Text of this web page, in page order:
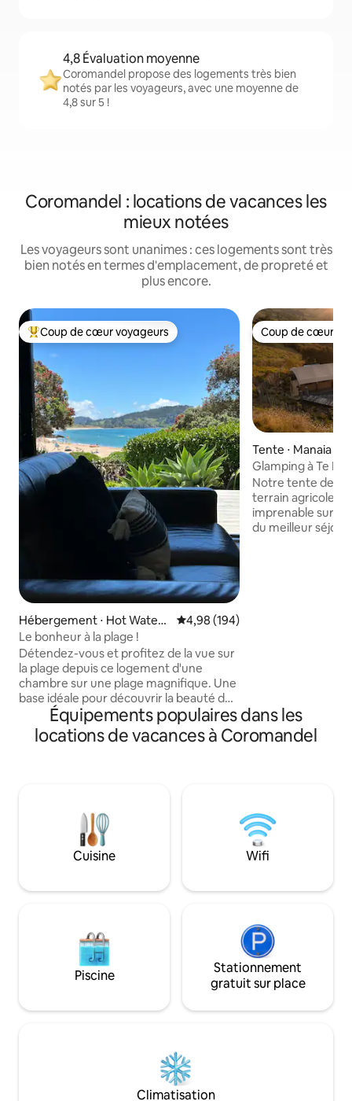
4,8 Évaluation moyenne
Coromandel propose des logements très bien
notés par les voyageurs, avec une moyenne de
4,8 sur 5 !
Coromandel : locations de vacances les
mieux notées
Les voyageurs sont unanimes : ces logements sont très
bien notés en termes d'emplacement, de propreté et
plus encore.
Coups de cœur voyageurs les plus appréciés
Coup de cœur voyageurs
Hébergement ⋅ Hot Water
Beach
Évaluation moyenne sur la
4,98 (194)
Le bonheur à la plage !
Détendez-vous et profitez de la vue sur
la plage depuis ce logement d'une
chambre sur une plage magnifique. Une
base idéale pour découvrir la beauté de
la Coromandel. Réveillez-vous avec vue
sur l'océan et allez vous promener sur la
plage. Facile pour les piscines chaudes à
Cafe. Draps/serviettes fournis. Désolé,
les animaux, fumeurs et campeurs ne
sont pas autorisés. Les frais de ménage
comprennent les frais de linge de qualité
une construction de maison sur la
Coup de cœur
Coup de cœur
Tente ⋅ Manaia
Glamping à Te
Notre tente de
terrain agricole
imprenable sur
du meilleur
la tente, vous
livres, des
Équipements populaires dans les
locations de vacances à Coromandel
Cuisine Wifi
Piscine
Stationnement
gratuit sur place
Climatisation